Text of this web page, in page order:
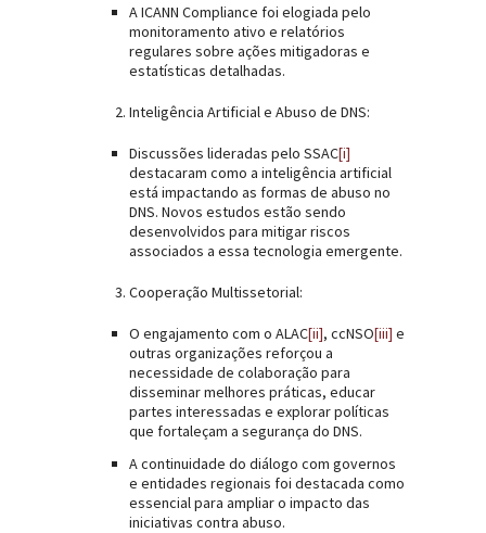
A ICANN Compliance foi elogiada pelo
monitoramento ativo e relatórios
regulares sobre ações mitigadoras e
estatísticas detalhadas.
Inteligência Artificial e Abuso de DNS:
Discussões lideradas pelo SSAC[i]
destacaram como a inteligência artificial
está impactando as formas de abuso no
DNS. Novos estudos estão sendo
desenvolvidos para mitigar riscos
associados a essa tecnologia emergente.
Cooperação Multissetorial:
O engajamento com o ALAC[ii], ccNSO[iii] e
outras organizações reforçou a
necessidade de colaboração para
disseminar melhores práticas, educar
partes interessadas e explorar políticas
que fortaleçam a segurança do DNS.
A continuidade do diálogo com governos
e entidades regionais foi destacada como
essencial para ampliar o impacto das
iniciativas contra abuso.